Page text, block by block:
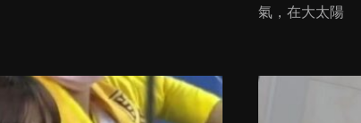
氣，在大太陽